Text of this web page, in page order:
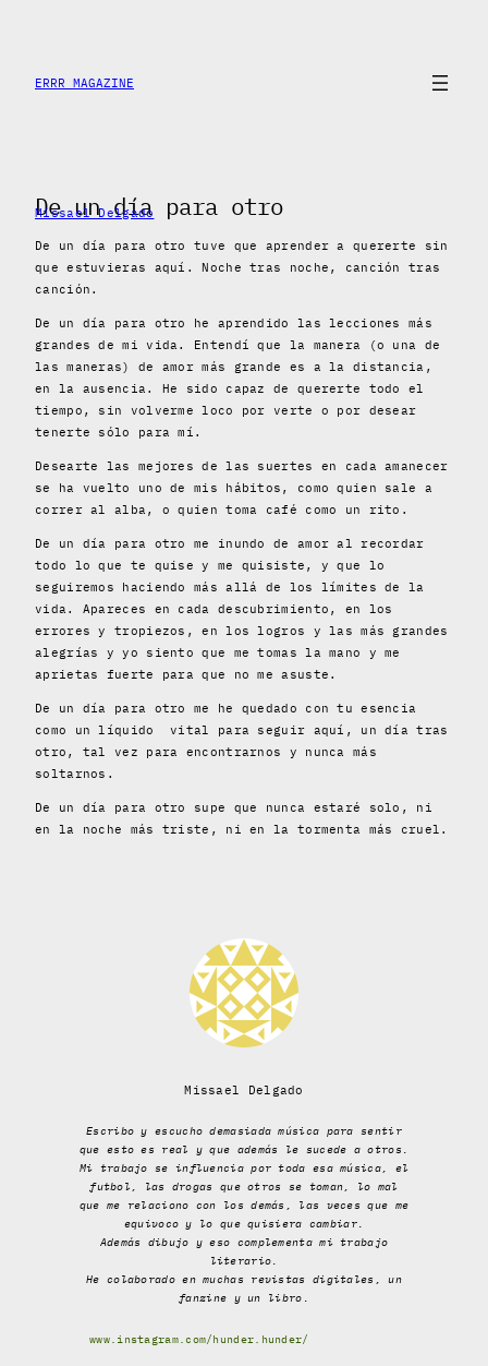
contenido
ERRR MAGAZINE
De un día para otro
Missael Delgado
De un día para otro tuve que aprender a quererte sin
que estuvieras aquí. Noche tras noche, canción tras
canción.
De un día para otro he aprendido las lecciones más
grandes de mi vida. Entendí que la manera (o una de
las maneras) de amor más grande es a la distancia,
en la ausencia. He sido capaz de quererte todo el
tiempo, sin volverme loco por verte o por desear
tenerte sólo para mí.
Desearte las mejores de las suertes en cada amanecer
se ha vuelto uno de mis hábitos, como quien sale a
correr al alba, o quien toma café como un rito.
De un día para otro me inundo de amor al recordar
todo lo que te quise y me quisiste, y que lo
seguiremos haciendo más allá de los límites de la
vida. Apareces en cada descubrimiento, en los
errores y tropiezos, en los logros y las más grandes
alegrías y yo siento que me tomas la mano y me
aprietas fuerte para que no me asuste.
De un día para otro me he quedado con tu esencia
como un líquido vital para seguir aquí, un día tras
otro, tal vez para encontrarnos y nunca más
soltarnos.
De un día para otro supe que nunca estaré solo, ni
en la noche más triste, ni en la tormenta más cruel.
Missael Delgado
Escribo y escucho demasiada música para sentir
que esto es real y que además le sucede a otros.
Mi trabajo se influencia por toda esa música, el
futbol, las drogas que otros se toman, lo mal
que me relaciono con los demás, las veces que me
equivoco y lo que quisiera cambiar.
Además dibujo y eso complementa mi trabajo
literario.
He colaborado en muchas revistas digitales, un
fanzine y un libro.
www.instagram.com/hunder.hunder/